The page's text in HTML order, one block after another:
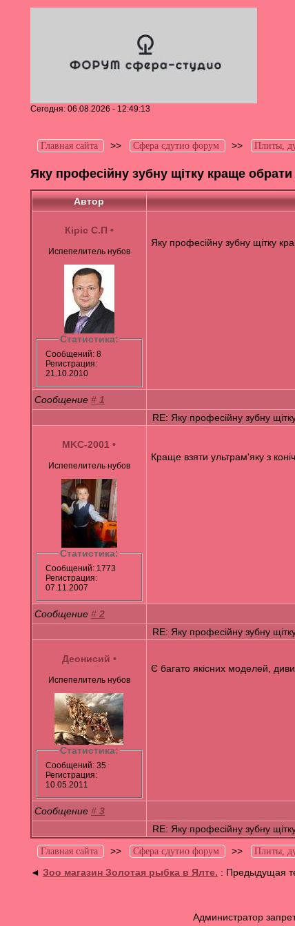
Сегодня: 06.08.2026 - 12:49:13
Главная сайта >> Сфера сдутио форум >> Плиты,
Яку професійну зубну щітку краще
Автор
Кіріс C.П •
Испепелитель нубов
Статистика:
Сообщений: 8
Регистрация:
21.10.2010
Яку професійну зубну щітку
Сообщение # 1
RE: Яку професійну зубну
MKC-2001 •
Испепелитель нубов
Статистика:
Сообщений: 1773
Регистрация:
07.11.2007
Краще взяти ультрам'яку з
Сообщение # 2
RE: Яку професійну зубну
Деонисий •
Испепелитель нубов
Статистика:
Сообщений: 35
Регистрация:
10.05.2011
Є багато якісних моделей,
Сообщение # 3
RE: Яку професійну зубну
Главная сайта >> Сфера сдутио форум >> Плиты,
◄ Зоо магазин Золотая рыбка в Ялте. : Предыдущая
Администратор